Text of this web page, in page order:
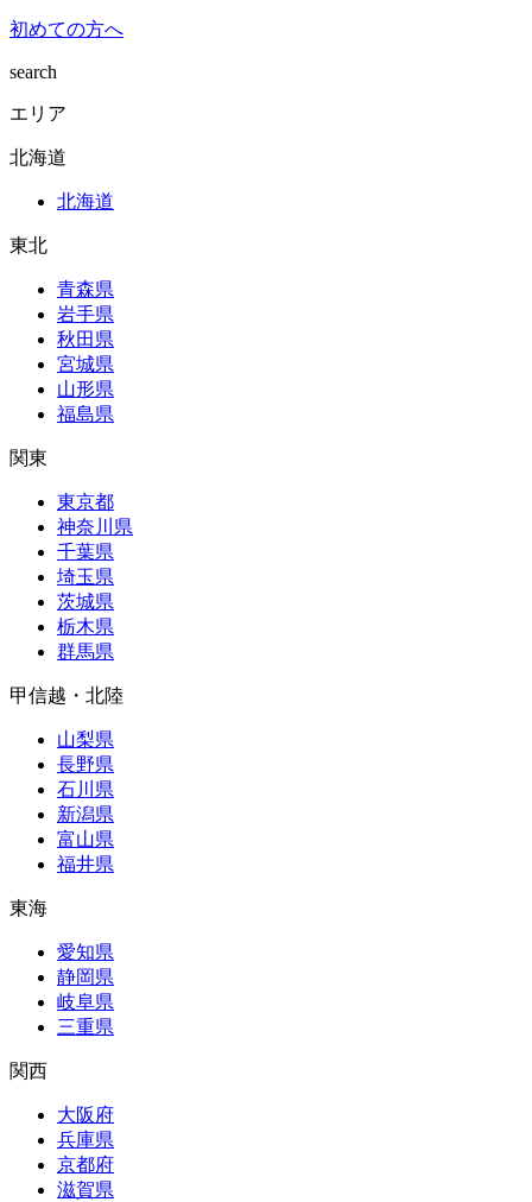
初めての方へ
search
エリア
北海道
北海道
東北
青森県
岩手県
秋田県
宮城県
山形県
福島県
関東
東京都
神奈川県
千葉県
埼玉県
茨城県
栃木県
群馬県
甲信越・北陸
山梨県
長野県
石川県
新潟県
富山県
福井県
東海
愛知県
静岡県
岐阜県
三重県
関西
大阪府
兵庫県
京都府
滋賀県